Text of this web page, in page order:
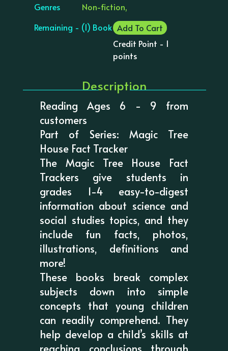
Genres
Non-fiction,
Remaining - (1) Book
Add To Cart
Credit Point - 1
points
Description
Reading Ages 6 - 9 from
customers
Part of Series: Magic Tree
House Fact Tracker
The Magic Tree House Fact
Trackers give students in
grades 1-4 easy-to-digest
information about science and
social studies topics, and they
include fun facts, photos,
illustrations, definitions and
more!
These books break complex
subjects down into simple
concepts that young children
can readily comprehend. They
help develop a child’s skills at